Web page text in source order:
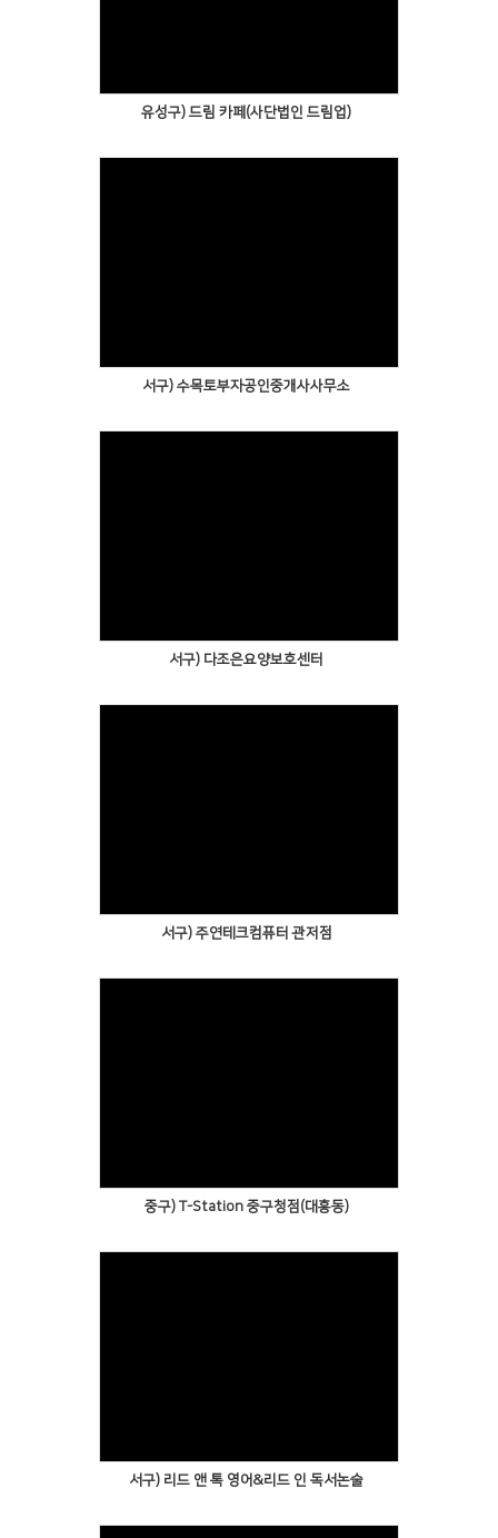
유성구) 드림 카페(사단법인 드림업)
서구) 수목토부자공인중개사사무소
서구) 다조은요양보호센터
서구) 주연테크컴퓨터 관저점
중구) T-Station 중구청점(대흥동)
서구) 리드 앤 톡 영어&리드 인 독서논술